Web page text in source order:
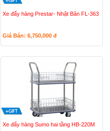
Xe đẩy hàng Prestar- Nhật Bản FL-363
Giá Bán: 6,750,000 đ
Xe đẩy hàng Sumo hai tầng HB-220M